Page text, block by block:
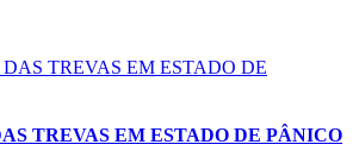
TREVAS EM ESTADO DE PÂNICO